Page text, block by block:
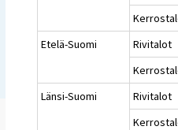
Etelä-Suomi
Rivitalot
Länsi-Suomi
Rivitalot